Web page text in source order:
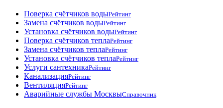
Поверка счётчиков водыРейтинг
Замена счётчиков водыРейтинг
Установка счётчиков водыРейтинг
Поверка счётчиков теплаРейтинг
Замена счётчиков теплаРейтинг
Установка счётчиков теплаРейтинг
Услуги сантехникаРейтинг
КанализацияРейтинг
ВентиляцияРейтинг
Аварийные службы МосквыСправочник